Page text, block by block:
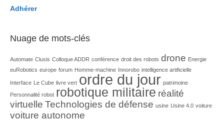
Adhérer
Nuage de mots-clés
Automate Clusis Colloque ADDR conférence droit des robots drone Energie
euRobotics europe forum Homme-machine Innorobo intelligence artificielle
Interface Le Cube livre vert ordre du jour patrimoine
Personnalité robot robotique militaire réalité
virtuelle Technologies de défense usine Usine 4.0 voiture
voiture autonome